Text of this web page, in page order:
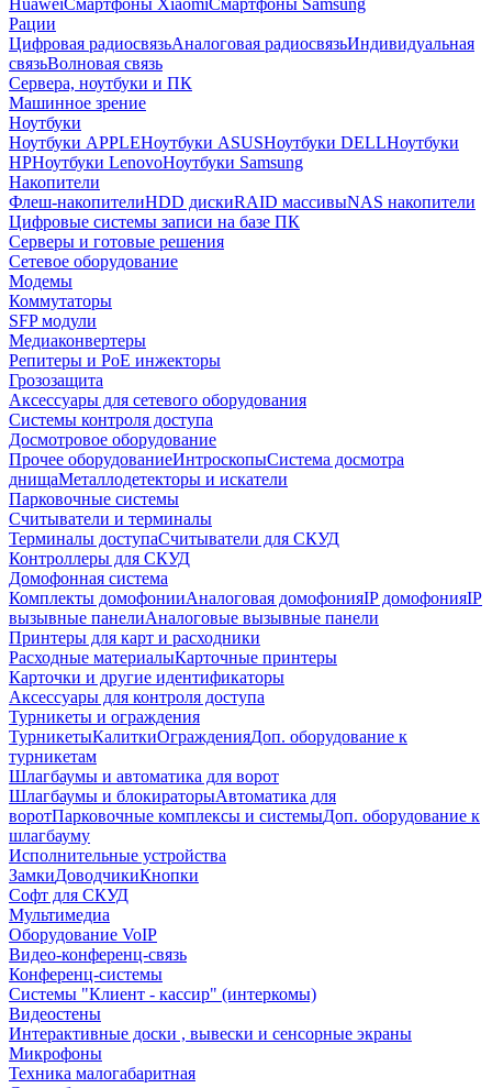
HuaweiСмартфоны XiaomiСмартфоны Samsung
Рации
Цифровая радиосвязьАналоговая радиосвязьИндивидуальная
связьВолновая связь
Сервера, ноутбуки и ПК
Машинное зрение
Ноутбуки
Ноутбуки APPLEНоутбуки ASUSНоутбуки DELLНоутбуки
HPНоутбуки LenovoНоутбуки Samsung
Накопители
Флеш-накопителиHDD дискиRAID массивыNAS накопители
Цифровые системы записи на базе ПК
Серверы и готовые решения
Сетевое оборудование
Модемы
Коммутаторы
SFP модули
Медиаконвертеры
Репитеры и PoE инжекторы
Грозозащита
Аксессуары для сетевого оборудования
Системы контроля доступа
Досмотровое оборудование
Прочее оборудованиеИнтроскопыСистема досмотра
днищаМеталлодетекторы и искатели
Парковочные системы
Считыватели и терминалы
Терминалы доступаСчитыватели для СКУД
Контроллеры для СКУД
Домофонная система
Комплекты домофонииАналоговая домофонияIP домофонияIP
вызывные панелиАналоговые вызывные панели
Принтеры для карт и расходники
Расходные материалыКарточные принтеры
Карточки и другие идентификаторы
Аксессуары для контроля доступа
Турникеты и ограждения
ТурникетыКалиткиОгражденияДоп. оборудование к
турникетам
Шлагбаумы и автоматика для ворот
Шлагбаумы и блокираторыАвтоматика для
воротПарковочные комплексы и системыДоп. оборудование к
шлагбауму
Исполнительные устройства
ЗамкиДоводчикиКнопки
Софт для СКУД
Мультимедиа
Оборудование VoIP
Видео-конференц-связь
Конференц-системы
Системы "Клиент - кассир" (интеркомы)
Видеостены
Интерактивные доски , вывески и сенсорные экраны
Микрофоны
Техника малогабаритная